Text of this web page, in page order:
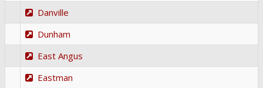
Danville
Dunham
East Angus
Eastman